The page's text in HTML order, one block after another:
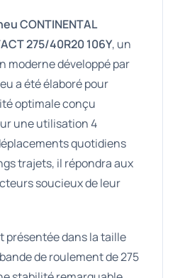
CONTINENTAL
275/40R20 106Y, un
moderne développé par
a été élaboré pour
optimale conçu
une utilisation 4
quotidiens
trajets, il répondra aux
soucieux de leur
présentée dans la taille
de roulement de 275